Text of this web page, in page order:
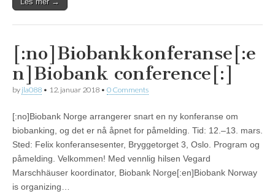
[:no]Biobankkonferanse[:e
n]Biobank conference[:]
by jla088 • 12. januar 2018 • 0 Comments
[:no]Biobank Norge arrangerer snart en ny konferanse om
biobanking, og det er nå åpnet for påmelding. Tid: 12.–13. mars.
Sted: Felix konferansesenter, Bryggetorget 3, Oslo. Program og
påmelding. Velkommen! Med vennlig hilsen Vegard
Marschhäuser koordinator, Biobank Norge[:en]Biobank Norway
is organizing…